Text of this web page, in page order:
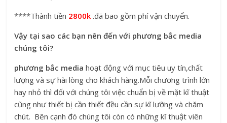
****Thành tiền 2800k .đã bao gồm phí vận chuyển.
Vậy tại sao các bạn nên đến với phương bắc media
chúng tôi?
phương bắc media hoạt động với mục tiêu uy tín,chất
lượng và sự hài lòng cho khách hàng.Mỗi chương trình lớn
hay nhỏ thì đối với chúng tôi việc chuẩn bị về mặt kĩ thuật
cũng như thiết bị cần thiết đều cần sự kĩ lưỡng và chăm
chút. Bên cạnh đó chúng tôi còn có những kĩ thuật viên